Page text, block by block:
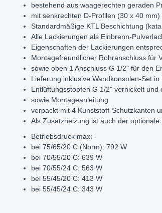
bestehend aus waagerechten geraden
mit senkrechten D-Profilen (30 x 40
Standardmäßige KTL Beschichtung
Alle Lackierungen als Einbrenn-
Eigenschaften der Lackierungen
Montagefreundlicher Rohranschluss für
sowie oben 1 Anschluss G 1/2" für den
Lieferung inklusive Wandkonsolen-Set
Entlüftungsstopfen G 1/2" vernickelt und
sowie Montageanleitung
verpackt mit 4 Kunststoff-Schutzkanten
Als Zusatzheizung ist auch der
Betriebsdruck max: -
bei 75/65/20 C (Norm): 792 W
bei 70/55/20 C: 639 W
bei 70/55/24 C: 563 W
bei 55/45/20 C: 413 W
bei 55/45/24 C: 343 W